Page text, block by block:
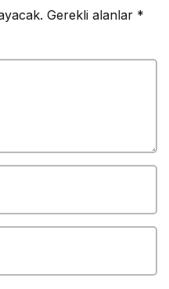
Gerekli alanlar *